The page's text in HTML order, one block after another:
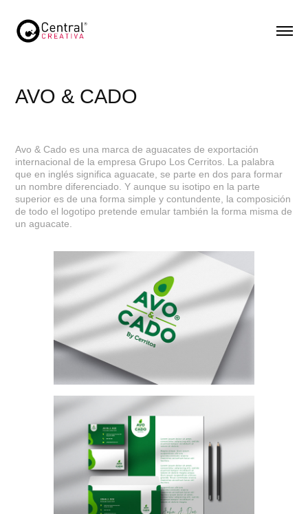
AVO & CADO
Avo & Cado es una marca de aguacates de exportación
internacional de la empresa Grupo Los Cerritos. La palabra
que en inglés significa aguacate, se parte en dos para formar
un nombre diferenciado. Y aunque su isotipo en la parte
superior es de una forma simple y contundente, la composición
de todo el logotipo pretende emular también la forma misma de
un aguacate.